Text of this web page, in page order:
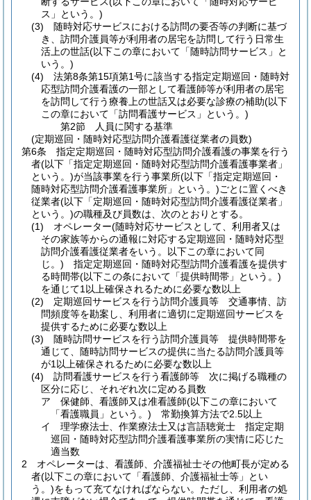
ス」という。)
(3)
随時対応サービスにおける訪問の要否等の判断に基づ
き、訪問介護員等が利用者の居宅を訪問して行う日常生
活上の世話(以下この章において「随時訪問サービス」と
いう。)
(4)
法第8条第15項第1号に該当する指定定期巡回・随時対
応型訪問介護看護の一部として看護師等が利用者の居宅
を訪問して行う療養上の世話又は必要な診療の補助(以下
この章において「訪問看護サービス」という。)
第2節
人員に関する基準
(定期巡回・随時対応型訪問介護看護従業者の員数)
第6条
指定定期巡回・随時対応型訪問介護看護の事業を行う
者(以下「指定定期巡回・随時対応型訪問介護看護事業者」
という。)が当該事業を行う事業所(以下「指定定期巡回・
随時対応型訪問介護看護事業所」という。)ごとに置くべき
従業者(以下「定期巡回・随時対応型訪問介護看護従業者」
という。)の職種及び員数は、次のとおりとする。
(1)
オペレーター(随時対応サービスとして、利用者又は
その家族等からの通報に対応する定期巡回・随時対応型
訪問介護看護従業者をいう。以下この章において同
じ。) 指定定期巡回・随時対応型訪問介護看護を提供す
る時間帯(以下この条において「提供時間帯」という。)
を通じて1以上確保されるために必要な数以上
(2)
定期巡回サービスを行う訪問介護員等 交通事情、訪
問頻度等を勘案し、利用者に適切に定期巡回サービスを
提供するために必要な数以上
(3)
随時訪問サービスを行う訪問介護員等 提供時間帯を
通じて、随時訪問サービスの提供に当たる訪問介護員等
が1以上確保されるために必要な数以上
(4)
訪問看護サービスを行う看護師等 次に掲げる職種の
区分に応じ、それぞれ次に定める員数
ア
保健師、看護師又は准看護師(以下この章において
「看護職員」という。) 常勤換算方法で2.5以上
イ
理学療法士、作業療法士又は言語聴覚士 指定定期
巡回・随時対応型訪問介護看護事業所の実情に応じた
適当数
2
オペレーターは、看護師、介護福祉士その他町長が定める
者(以下この章において「看護師、介護福祉士等」とい
う。)をもって充てなければならない。 ただし、利用者の処